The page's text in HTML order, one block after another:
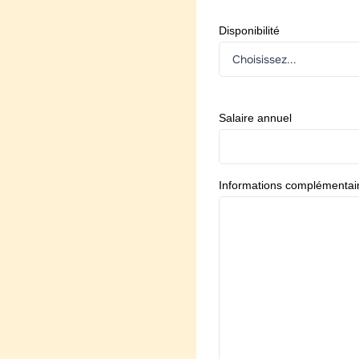
Disponibilité
Salaire annuel
Informations